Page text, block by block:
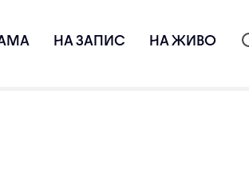
НА ЗАПИС НА ЖИВО